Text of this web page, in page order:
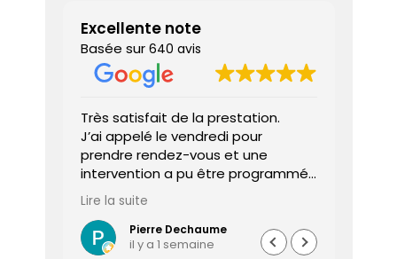
Excellente note
Basée sur 640 avis
Très satisfait de la prestation.
J’ai appelé le vendredi pour
prendre rendez-vous et une
intervention a pu être programmée
dès le lundi matin.
Le diagnostiqueur est arrivé à
l’heure, a été très professionnel,
efficace et a pris le temps de
Lire la suite
Pierre Dechaume
il y a 1 semaine